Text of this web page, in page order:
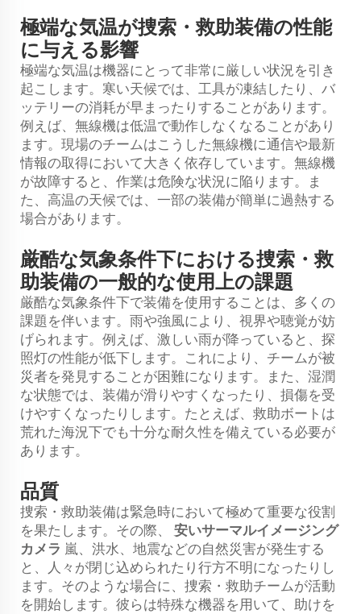
極端な気温が捜索・救助装備の性能
に与える影響
極端な気温は機器にとって非常に厳しい状況を引き
起こします。寒い天候では、工具が凍結したり、バ
ッテリーの消耗が早まったりすることがあります。
例えば、無線機は低温で動作しなくなることがあり
ます。現場のチームはこうした無線機に通信や最新
情報の取得において大きく依存しています。無線機
が故障すると、作業は危険な状況に陥ります。ま
た、高温の天候では、一部の装備が簡単に過熱する
場合があります。
厳酷な気象条件下における捜索・救
助装備の一般的な使用上の課題
厳酷な気象条件下で装備を使用することは、多くの
課題を伴います。雨や強風により、視界や聴覚が妨
げられます。例えば、激しい雨が降っていると、探
照灯の性能が低下します。これにより、チームが被
災者を発見することが困難になります。また、湿潤
な状態では、装備が滑りやすくなったり、損傷を受
けやすくなったりします。たとえば、救助ボートは
荒れた海況下でも十分な耐久性を備えている必要が
あります。
品質
捜索・救助装備は緊急時において極めて重要な役割
を果たします。その際、 安いサーマルイメージング
カメラ 嵐、洪水、地震などの自然災害が発生する
と、人々が閉じ込められたり行方不明になったりし
ます。そのような場合に、捜索・救助チームが活動
を開始します。彼らは特殊な機器を用いて、助けを